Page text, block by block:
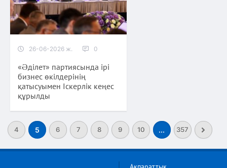
26-06-2026 ж. 0
«Əділет» партиясында ірі
бизнес өкілдерінің
қатысуымен Іскерлік кеңес
құрылды
4 5 6 7 8 9 10 ... 357